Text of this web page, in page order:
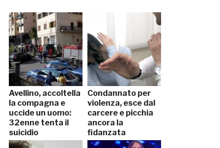
Avellino, accoltella
la compagna e
uccide un uomo:
32enne tenta il
suicidio
Condannato per
violenza, esce dal
carcere e picchia
ancora la
fidanzata